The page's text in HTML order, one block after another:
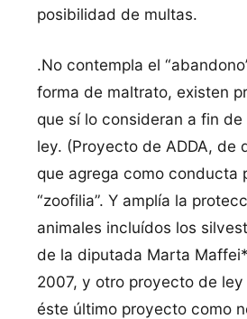
posibilidad de multas.
.No contempla el
forma de maltrato, existen
que sí lo consideran a fin
ley. (Proyecto de ADDA, de
que agrega como conducta
“zoofilia”. Y amplía la
animales incluídos los
de la diputada Marta
2007, y otro proyecto de
éste último proyecto como